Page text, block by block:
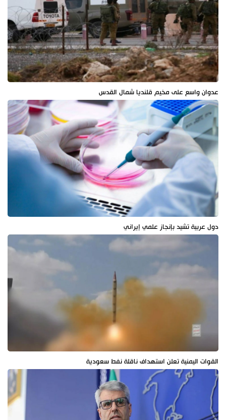
عدوان واسع على مخيم قلنديا شمال القدس
دول عربية تشيد بإنجاز علمي إيراني
القوات اليمنية تعلن استهداف ناقلة نفط سعودية